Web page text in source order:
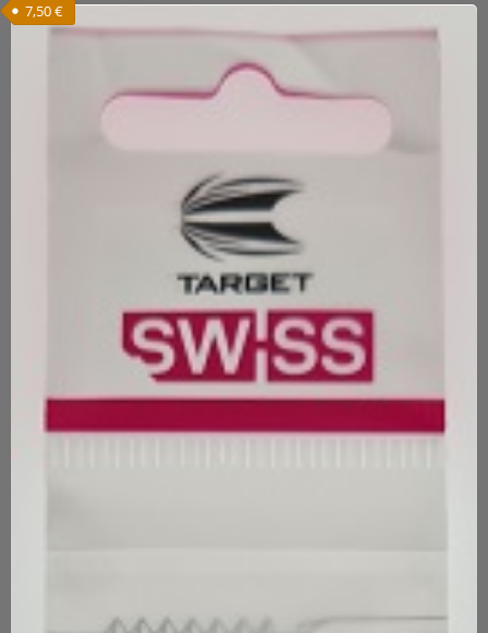
7,50€